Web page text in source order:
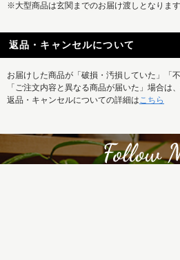
※大型商品は玄関までのお届け渡しとなります
返品・キャンセルについて
お届けした商品が「破損・汚損していた」「不
「ご注文内容と異なる商品が届いた」場合は
返品・キャンセルについての詳細はこちら